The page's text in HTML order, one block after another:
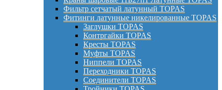
Фильтр сетчатый латунный TOPAS
Фитинги латунные никелированные TOPAS
Заглушки TOPAS
Контргайки TOPAS
Кресты TOPAS
Муфты TOPAS
Ниппели TOPAS
Переходники TOPAS
Соединители TOPAS